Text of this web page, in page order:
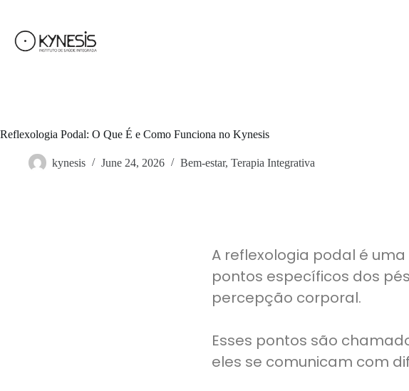
Reflexologia Podal: O Que É e Como Funciona no Kynesis
kynesis June 24, 2026 Bem-estar, Terapia Integrativa
A reflexologia podal é
pontos específicos dos
percepção corporal.
Esses pontos são
eles se comunicam com